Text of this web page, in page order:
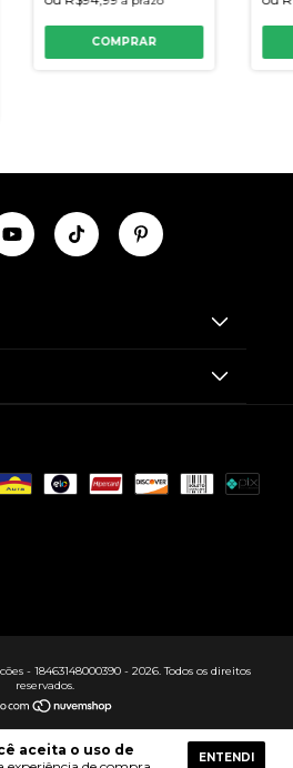
aceita o uso de
ENTENDI
COMPRAR
- 18463148000390 - 2026. Todos os direitos
reservados.